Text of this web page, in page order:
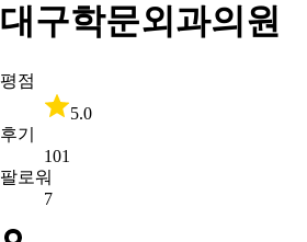
대구학문외과의원
평점
5.0
후기
101
팔로워
7